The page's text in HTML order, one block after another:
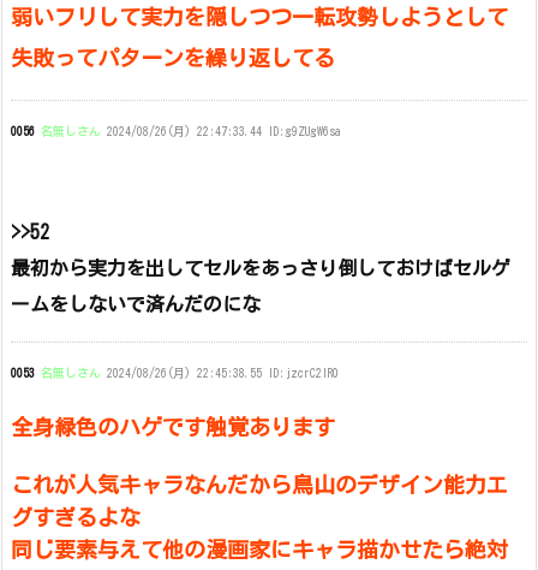
弱いフリして実力を隠しつつ一転攻勢しようとして
失敗ってパターンを繰り返してる
0056 名無しさん 2024/08/26(月) 22:47:33.44 ID:g9ZUgW6sa
>>52
最初から実力を出してセルをあっさり倒しておけばセルゲ
ームをしないで済んだのにな
0053 名無しさん 2024/08/26(月) 22:45:38.55 ID:jzcrC2lR0
全身緑色のハゲです触覚あります
これが人気キャラなんだから鳥山のデザイン能力エ
グすぎるよな
同じ要素与えて他の漫画家にキャラ描かせたら絶対